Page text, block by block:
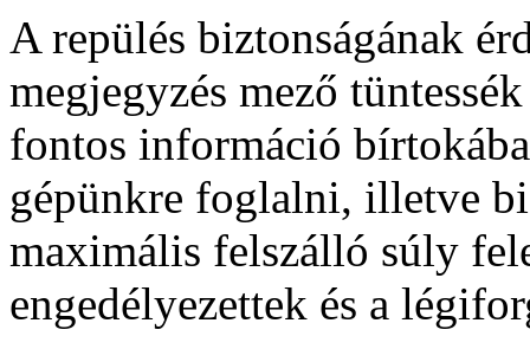
A repülés biztonságának
megjegyzés mező
fontos információ
gépünkre foglalni, illetve
maximális felszálló súly
engedélyezettek és a